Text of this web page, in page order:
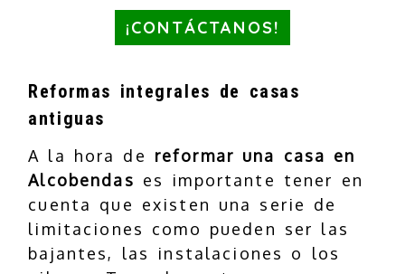
¡CONTÁCTANOS!
Reformas integrales de casas
antiguas
A la hora de reformar una casa en
Alcobendas es importante tener en
cuenta que existen una serie de
limitaciones como pueden ser las
bajantes, las instalaciones o los